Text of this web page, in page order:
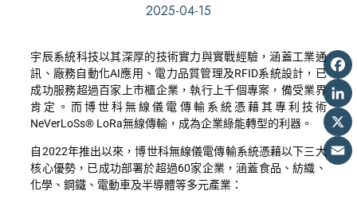
2025-04-15
X
宇辰系統科技以其深厚的技術實力與實戰經驗，涵蓋工業通
訊、廠務自動化AI應用、電力品質管理及RFID系統設計，已
成功服務超過百家上市櫃企業，執行上千個專案，備受業界
肯定。而博世科無線儀電傳輸系統憑藉其專利技術
NeVerLoSs® LoRa無線傳輸，成為企業綠能轉型的利器。
自2022年推出以來，博世科無線儀電傳輸系統憑藉以下三大
核心優勢，已成功部署於超過60家企業，涵蓋食品、紡織、
化學、鋼鐵、電動車及半導體等多元產業：